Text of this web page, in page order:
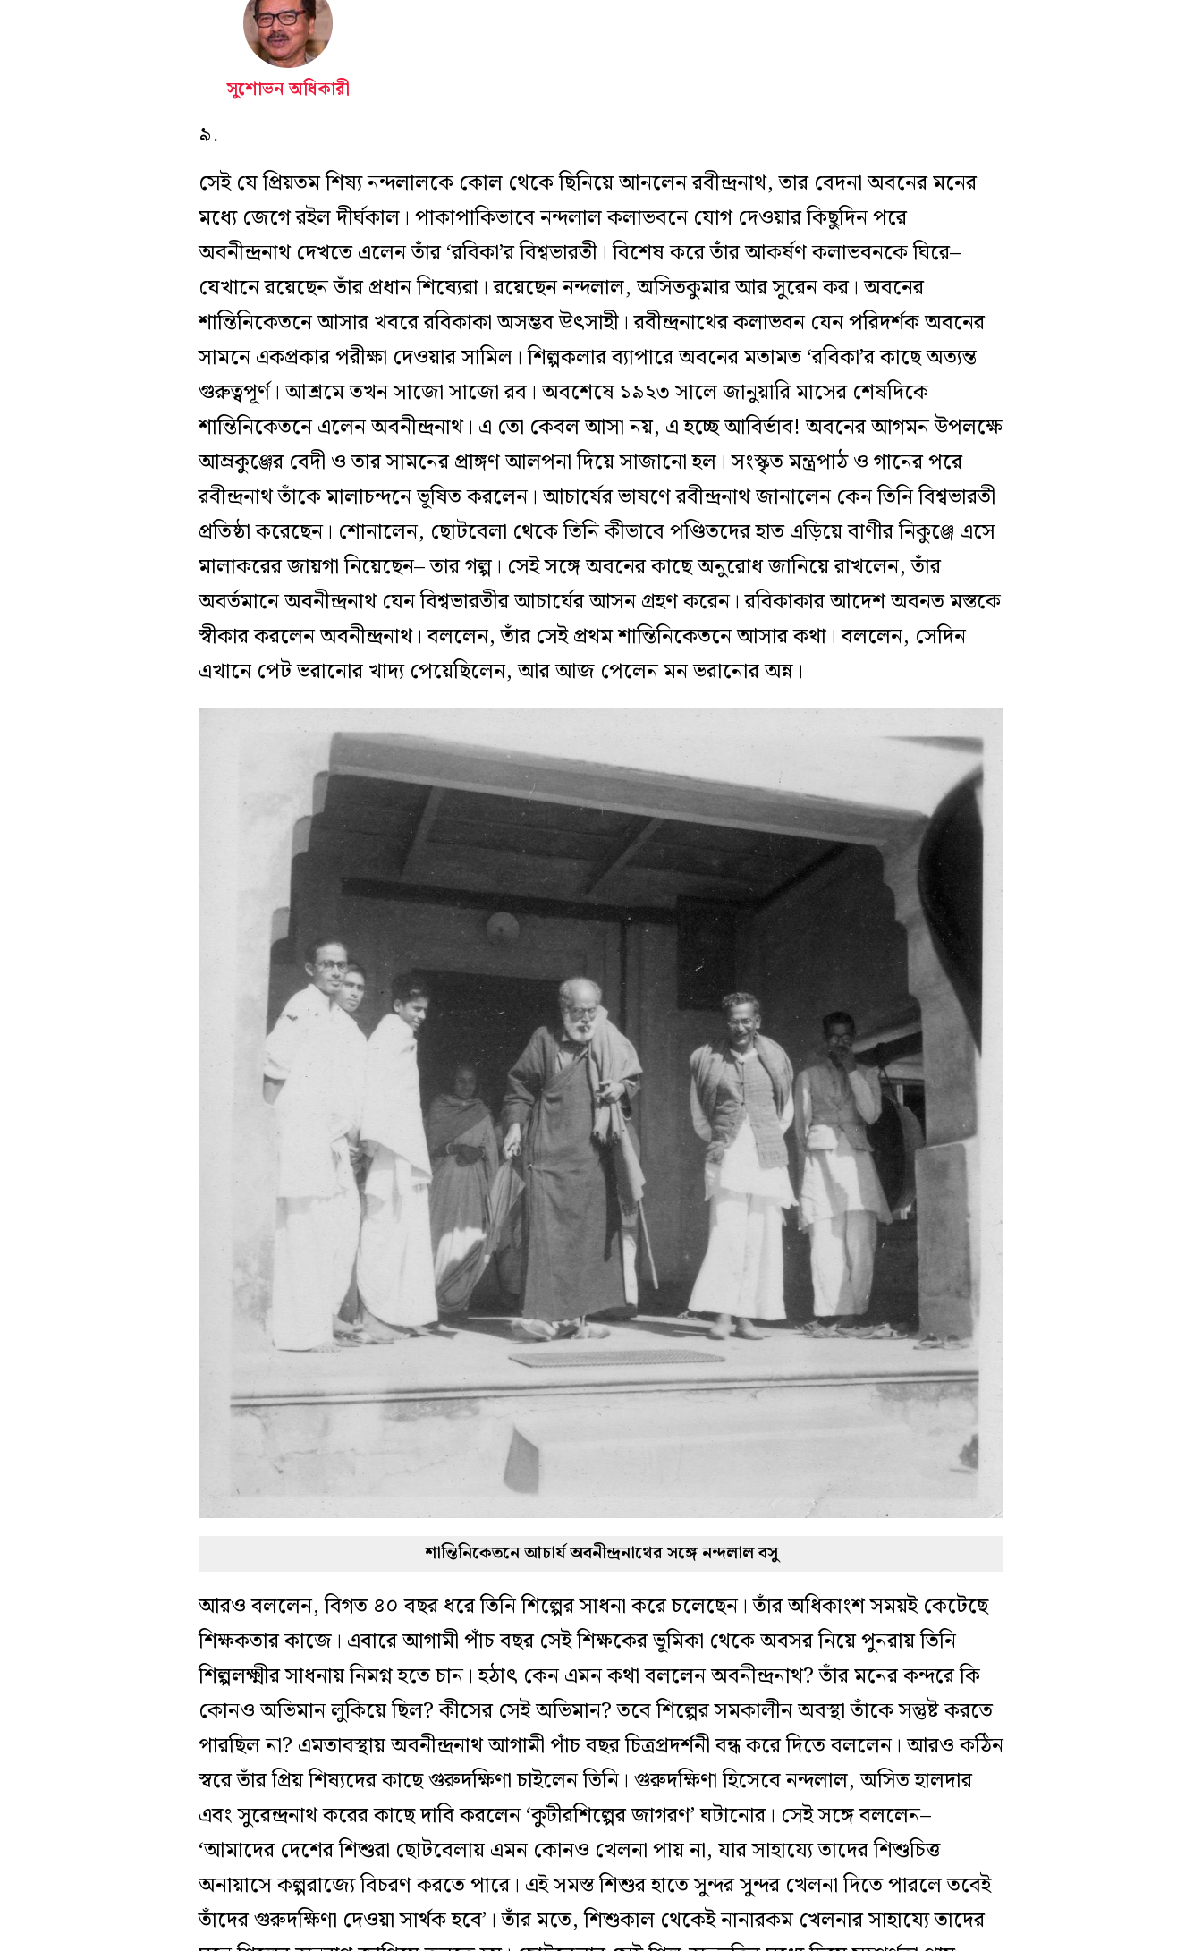
সুশোভন অধিকারী
৯.
সেই যে প্রিয়তম শিষ্য নন্দলালকে কোল থেকে ছিনিয়ে আনলেন রবীন্দ্রনাথ, তার বেদনা অবনের মনের
মধ্যে জেগে রইল দীর্ঘকাল। পাকাপাকিভাবে নন্দলাল কলাভবনে যোগ দেওয়ার কিছুদিন পরে
অবনীন্দ্রনাথ দেখতে এলেন তাঁর ‘রবিকা’র বিশ্বভারতী।বিশেষ করে তাঁর আকর্ষণ কলাভবনকে ঘিরে–
যেখানে রয়েছেন তাঁর প্রধান শিষ্যেরা। রয়েছেন নন্দলাল, অসিতকুমার আর সুরেন কর।অবনের
শান্তিনিকেতনে আসার খবরে রবিকাকা অসম্ভব উৎসাহী।রবীন্দ্রনাথের কলাভবন যেন পরিদর্শক অবনের
সামনে একপ্রকার পরীক্ষা দেওয়ার সামিল।শিল্পকলার ব্যাপারে অবনের মতামত ‘রবিকা’র কাছে অত্যন্ত
গুরুত্বপূর্ণ।আশ্রমে তখন সাজো সাজো রব।অবশেষে ১৯২৩ সালে জানুয়ারি মাসের শেষদিকে
শান্তিনিকেতনে এলেন অবনীন্দ্রনাথ। এ তো কেবল আসা নয়, এ হচ্ছে আবির্ভাব!অবনের আগমন উপলক্ষে
আম্রকুঞ্জের বেদী ও তার সামনের প্রাঙ্গণ আলপনা দিয়ে সাজানো হল।সংস্কৃত মন্ত্রপাঠ ও গানের পরে
রবীন্দ্রনাথ তাঁকে মালাচন্দনে ভূষিত করলেন।আচার্যের ভাষণে রবীন্দ্রনাথ জানালেন কেন তিনি বিশ্বভারতী
প্রতিষ্ঠা করেছেন। শোনালেন, ছোটবেলা থেকে তিনি কীভাবে পণ্ডিতদের হাত এড়িয়ে বাণীর নিকুঞ্জে এসে
মালাকরের জায়গা নিয়েছেন– তার গল্প। সেই সঙ্গে অবনের কাছে অনুরোধ জানিয়ে রাখলেন, তাঁর
অবর্তমানে অবনীন্দ্রনাথ যেন বিশ্বভারতীর আচার্যের আসন গ্রহণ করেন।রবিকাকার আদেশ অবনত মস্তকে
স্বীকার করলেন অবনীন্দ্রনাথ।বললেন, তাঁর সেই প্রথম শান্তিনিকেতনে আসার কথা।বললেন, সেদিন
এখানে পেট ভরানোর খাদ্য পেয়েছিলেন, আর আজ পেলেন মন ভরানোর অন্ন।
শান্তিনিকেতনে আচার্য অবনীন্দ্রনাথের সঙ্গে নন্দলাল বসু
আরও বললেন, বিগত ৪০ বছর ধরে তিনি শিল্পের সাধনা করে চলেছেন।তাঁর অধিকাংশ সময়ই কেটেছে
শিক্ষকতার কাজে। এবারে আগামী পাঁচ বছর সেই শিক্ষকের ভূমিকা থেকে অবসর নিয়ে পুনরায় তিনি
শিল্পলক্ষ্মীর সাধনায় নিমগ্ন হতে চান।হঠাৎ কেন এমন কথা বললেন অবনীন্দ্রনাথ? তাঁর মনের কন্দরে কি
কোনও অভিমান লুকিয়ে ছিল? কীসের সেই অভিমান? তবে শিল্পের সমকালীন অবস্থা তাঁকে সন্তুষ্ট করতে
পারছিল না? এমতাবস্থায় অবনীন্দ্রনাথ আগামী পাঁচ বছর চিত্রপ্রদর্শনী বন্ধ করে দিতে বললেন।আরও কঠিন
স্বরে তাঁর প্রিয় শিষ্যদের কাছে গুরুদক্ষিণা চাইলেন তিনি। গুরুদক্ষিণা হিসেবে নন্দলাল, অসিত হালদার
এবং সুরেন্দ্রনাথ করের কাছে দাবি করলেন ‘কুটীরশিল্পের জাগরণ’ ঘটানোর। সেই সঙ্গে বললেন–
‘আমাদের দেশের শিশুরা ছোটবেলায় এমন কোনও খেলনা পায় না, যার সাহায্যে তাদের শিশুচিত্ত
অনায়াসে কল্পরাজ্যে বিচরণ করতে পারে। এই সমস্ত শিশুর হাতে সুন্দর সুন্দর খেলনা দিতে পারলে তবেই
তাঁদের গুরুদক্ষিণা দেওয়া সার্থক হবে’ ।তাঁর মতে, শিশুকাল থেকেই নানারকম খেলনার সাহায্যে তাদের